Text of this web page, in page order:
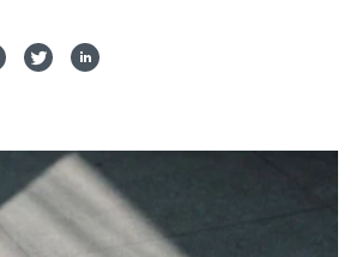
teilen
Auf WhatsApp teilen
Auf Twitter teilen
Auf LinkedIn teilen